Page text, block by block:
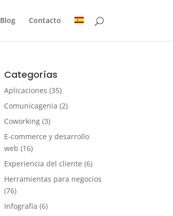
Blog Contacto
Categorías
Aplicaciones (35)
Comunicagenia (2)
Coworking (3)
E-commerce y desarrollo
web (16)
Experiencia del cliente (6)
Herramientas para negocios
(76)
Infografía (6)